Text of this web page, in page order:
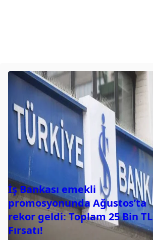
İş Bankası emekli
promosyonunda Ağustos’ta
rekor geldi: Toplam 25 Bin TL
Fırsatı!